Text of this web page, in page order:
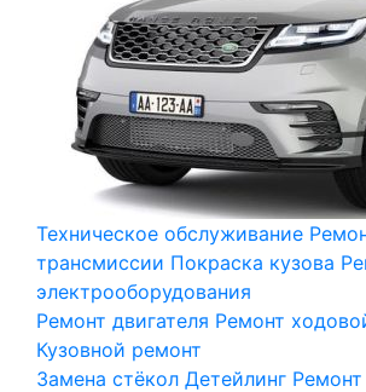
Техническое обслуживание
трансмиссии Покраска кузова
электрооборудования
Ремонт двигателя Ремонт
Кузовной ремонт
Замена стёкол Детейлинг Ремонт